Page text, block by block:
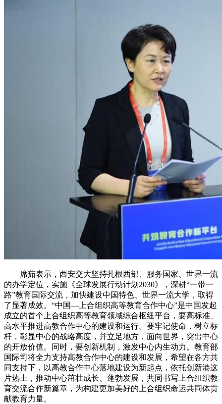
席茹表示，西安交大坚持扎根西部、服务国家、世界一流
的办学定位，实施《全球发展行动计划2030》，深耕“一带一
路”教育国际交流，加快建设中国特色、世界一流大学，取得
了显著成效。“中国—上合组织高等教育合作中心”是中国发起
成立的首个上合组织高等教育领域综合枢纽平台，要高标准、
高水平推进高教合作中心的建设和运行。要牢记使命，树立标
杆，彰显中心的战略高度，并立足地方，面向世界，突出中心
的开放价值。同时，要创新机制，激发中心内生动力。教育部
国际司将全力支持高教合作中心的建设和发展，希望在各方共
同支持下，以高教合作中心落地建设为新起点，依托创新港这
片热土，推动中心茁壮成长、蓬勃发展，共同书写上合组织教
育交流合作新篇章，为构建更加美好的上合组织命运共同体贡
献教育力量。